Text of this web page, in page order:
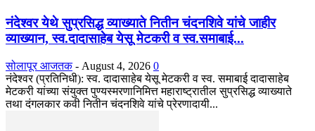
नंदेश्वर येथे सुप्रसिद्ध व्याख्याते नितीन चंदनशिवे यांचे जाहीर
व्याख्यान, स्व.दादासाहेब येसू मेटकरी व स्व.समाबाई...
सोलापूर आजतक - August 4, 2026 0
नंदेश्वर (प्रतिनिधी): स्व. दादासाहेब येसू मेटकरी व स्व. समाबाई दादासाहेब
मेटकरी यांच्या संयुक्त पुण्यस्मरणानिमित्त महाराष्ट्रातील सुप्रसिद्ध व्याख्याते
तथा दंगलकार कवी नितीन चंदनशिवे यांचे प्रेरणादायी...